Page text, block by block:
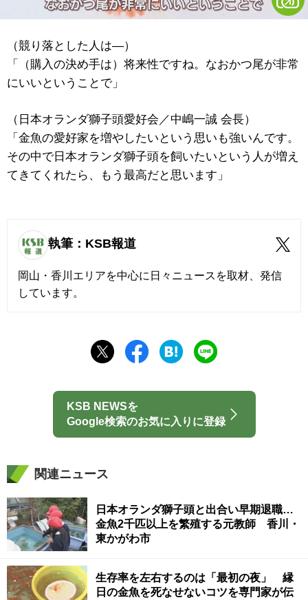
（競り落とした人は―）
「（購入の決め手は）将来性ですね。なおかつ尾が非常
にいいということで」
（日本オランダ獅子頭愛好会／中嶋一誠 会長）
「金魚の愛好家を増やしたいという思いも強いんです。
その中で日本オランダ獅子頭を飼いたいという人が増え
てきてくれたら、もう最高だと思います」
執筆：KSB報道
岡山・香川エリアを中心に日々ニュースを取材、発信
しています。
KSB NEWSを
Google検索のお気に入りに登録
関連ニュース
日本オランダ獅子頭と出合い早期退職…
金魚2千匹以上を繁殖する元教師 香川・
東かがわ市
生存率を左右するのは「最初の夜」 縁
日の金魚を死なせないコツを専門家が伝